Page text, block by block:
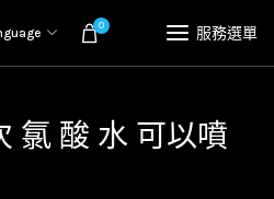
0 服務選單
氯 酸 水 可以噴